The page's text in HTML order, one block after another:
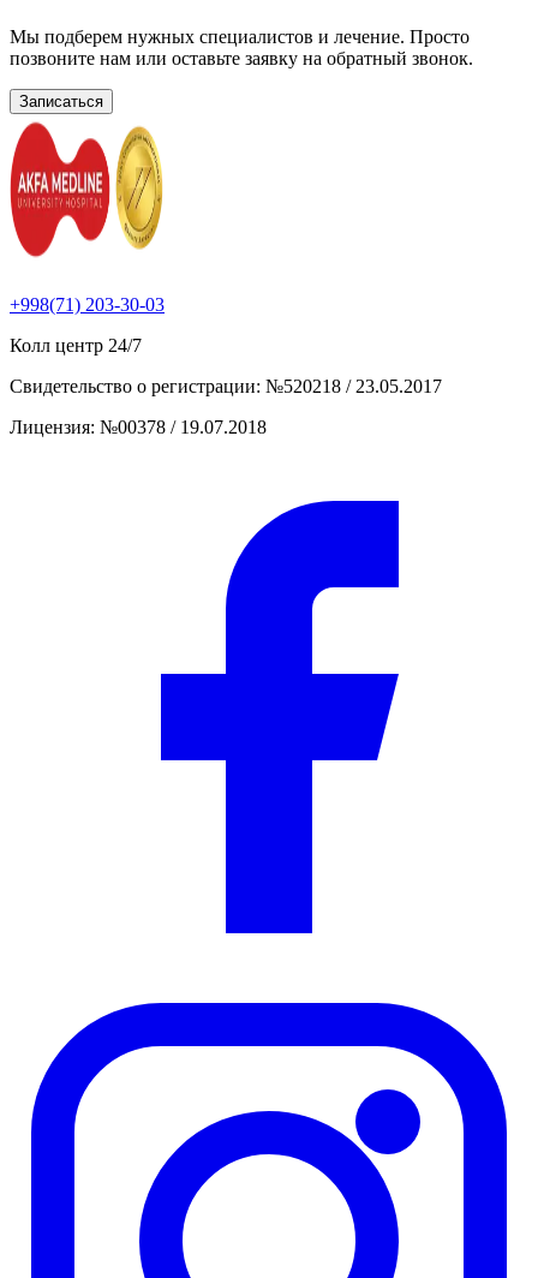
Мы подберем нужных специалистов и лечение. Просто
позвоните нам или оставьте заявку на обратный звонок.
Записаться
+998(71) 203-30-03
Колл центр 24/7
Свидетельство о регистрации: №520218 / 23.05.2017
Лицензия: №00378 / 19.07.2018